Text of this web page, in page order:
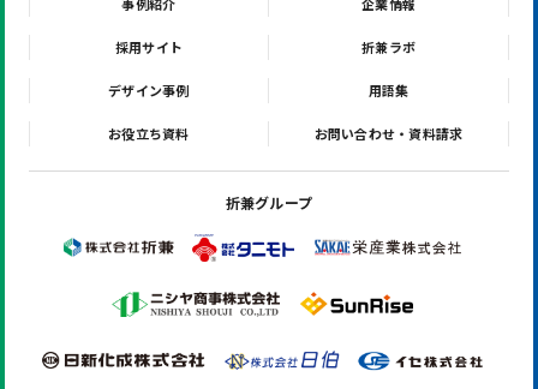
採用サイト 折兼ラボ
デザイン事例 用語集
お役立ち資料 お問い合わせ・資料請求
折兼グループ